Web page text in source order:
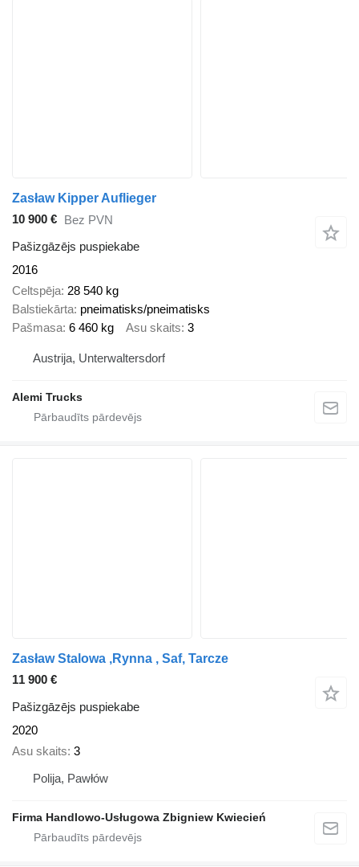
Zasław Kipper Auflieger
10 900 € Bez PVN
Pašizgāzējs puspiekabe
2016
Celtspēja 28 540 kg
Balstiekārta pneimatisks/pneimatisks
Pašmasa 6 460 kg Asu skaits 3
Austrija, Unterwaltersdorf
Alemi Trucks
Zasław Stalowa ,Rynna , Saf, Tarcze
11 900 €
Pašizgāzējs puspiekabe
2020
Asu skaits 3
Polija, Pawłów
Firma Handlowo-Usługowa Zbigniew Kwiecień